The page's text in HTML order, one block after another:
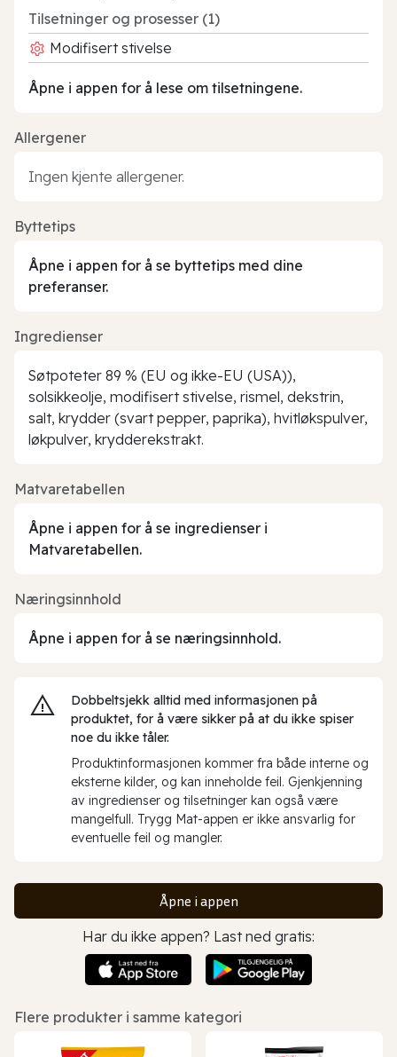
Tilsetninger og prosesser (1)
Modifisert stivelse
Åpne i appen for å lese om tilsetningene.
Allergener
Ingen kjente allergener.
Byttetips
Åpne i appen for å se byttetips med dine
preferanser.
Ingredienser
Søtpoteter 89 % (EU og ikke-EU (USA)),
solsikkeolje, modifisert stivelse, rismel, dekstrin,
salt, krydder (svart pepper, paprika), hvitløkspulver,
løkpulver, krydderekstrakt.
Matvaretabellen
Åpne i appen for å se ingredienser i
Matvaretabellen.
Næringsinnhold
Åpne i appen for å se næringsinnhold.
Dobbeltsjekk alltid med informasjonen på
produktet, for å være sikker på at du ikke spiser
noe du ikke tåler.
Produktinformasjonen kommer fra både interne og
eksterne kilder, og kan inneholde feil. Gjenkjenning
av ingredienser og tilsetninger kan også være
mangelfull. Trygg Mat-appen er ikke ansvarlig for
eventuelle feil og mangler.
Åpne i appen
Har du ikke appen? Last ned gratis:
Flere produkter i samme kategori